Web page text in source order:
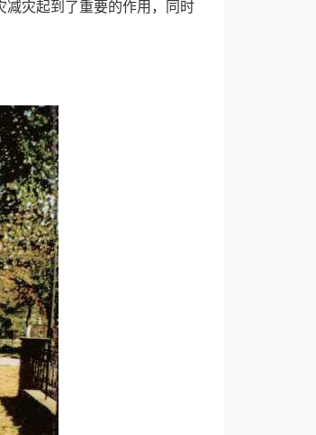
灾起到了重要的作用，同时